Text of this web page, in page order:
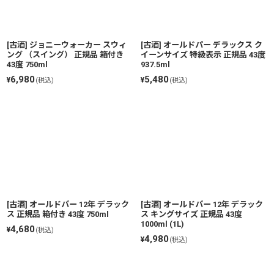
[古酒] ジョニーウォーカー スウィ
ング （スイング） 正規品 箱付き
43度 750ml
¥6,980(税込)
[古酒] オールドパー デラックス ク
イーンサイズ 特級表示 正規品 43度
937.5ml
¥5,480(税込)
[古酒] オールドパー 12年 デラック
ス 正規品 箱付き 43度 750ml
¥4,680(税込)
[古酒] オールドパー 12年 デラック
ス キングサイズ 正規品 43度
1000ml (1L)
¥4,980(税込)